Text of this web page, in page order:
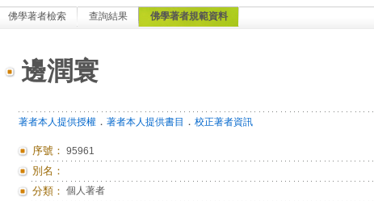
佛學著者檢索 查詢結果 佛學著者規範資料
邊潤寰
著者本人提供授權． 著者本人提供書目 ． 校正著者資訊
序號： 95961
別名：
分類： 個人著者